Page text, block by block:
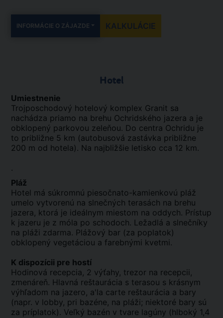
INFORMÁCIE O ZÁJAZDE KALKULÁCIE
Hotel
Umiestnenie
Trojposchodový hotelový komplex Granit sa
nachádza priamo na brehu Ochridského jazera a je
obklopený parkovou zeleňou. Do centra Ochridu je
to približne 5 km (autobusová zastávka približne
200 m od hotela). Na najbližšie letisko cca 12 km.
.
Pláž
Hotel má súkromnú piesočnato-kamienkovú pláž
umelo vytvorenú na slnečných terasách na brehu
jazera, ktorá je ideálnym miestom na oddych. Prístup
k jazeru je z móla po schodoch. Ležadlá a slnečníky
na pláži zdarma. Plážový bar (za poplatok)
obklopený vegetáciou a farebnými kvetmi.
K dispozícii pre hostí
Hodinová recepcia, 2 výťahy, trezor na recepcii,
zmenáreň. Hlavná reštaurácia s terasou s krásnym
výhľadom na jazero, a'la carte reštaurácia a bary
(napr. v lobby, pri bazéne, na pláži; niektoré bary sú
za príplatok). Veľký bazén v tvare lagúny (hlboký 1,4